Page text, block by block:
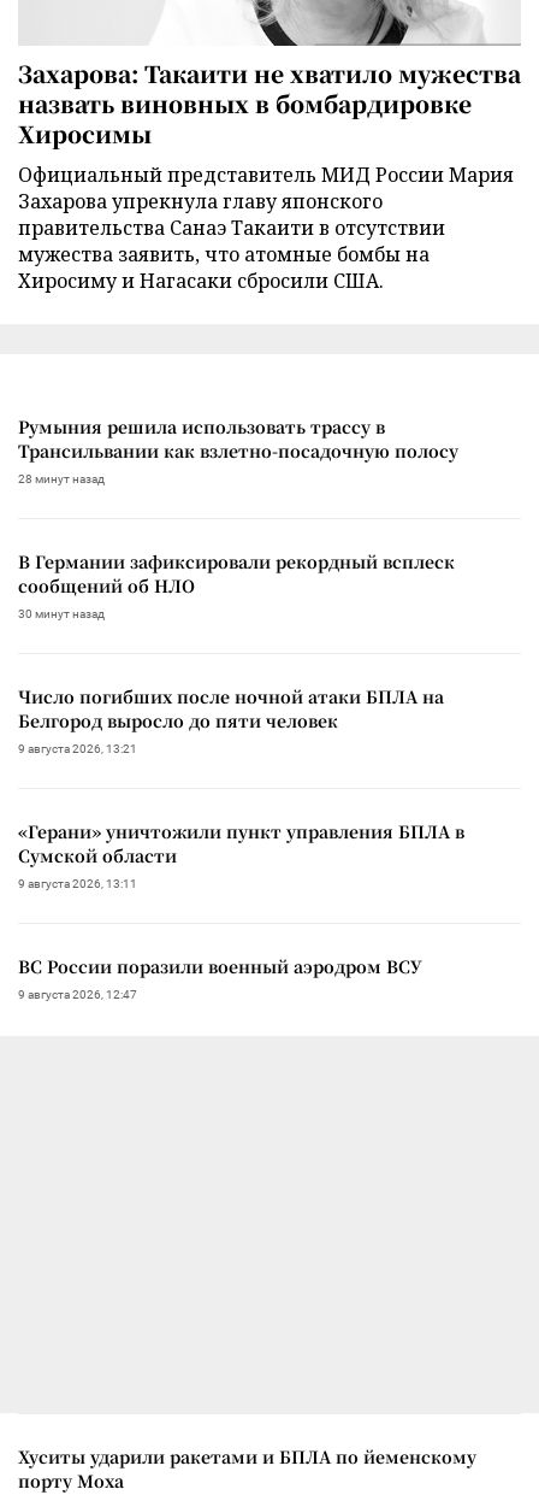
Захарова: Такаити не хватило мужества
назвать виновных в бомбардировке
Хиросимы
Официальный представитель МИД России Мария
Захарова упрекнула главу японского
правительства Санаэ Такаити в отсутствии
мужества заявить, что атомные бомбы на
Хиросиму и Нагасаки сбросили США.
Румыния решила использовать трассу в
Трансильвании как взлетно-посадочную полосу
28 минут назад
В Германии зафиксировали рекордный всплеск
сообщений об НЛО
30 минут назад
Число погибших после ночной атаки БПЛА на
Белгород выросло до пяти человек
9 августа 2026, 13:21
«Герани» уничтожили пункт управления БПЛА в
Сумской области
9 августа 2026, 13:11
ВС России поразили военный аэродром ВСУ
9 августа 2026, 12:47
Хуситы ударили ракетами и БПЛА по йеменскому
порту Моха